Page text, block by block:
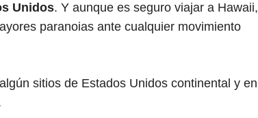
Unidos. Y aunque es seguro viajar a Hawaii,
paranoias ante cualquier movimiento
sitios de Estados Unidos continental y en